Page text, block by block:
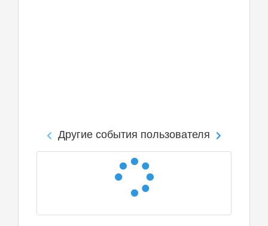
Другие события пользователя